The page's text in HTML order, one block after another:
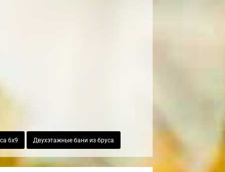
6х9 Двухэтажные бани из бруса